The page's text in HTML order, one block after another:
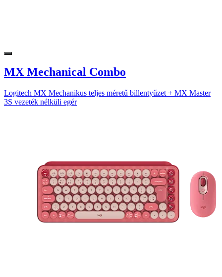
MX Mechanical Combo
Logitech MX Mechanikus teljes méretű billentyűzet + MX Master
3S vezeték nélküli egér